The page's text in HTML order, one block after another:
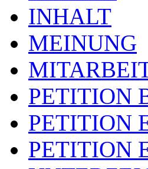
INHALT
MEINUNG
PETITION
PETITION
PETITION